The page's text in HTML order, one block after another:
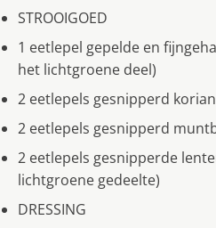
STROOIGOED
1 eetlepel gepelde en
het lichtgroene deel)
2 eetlepels gesnipperd
2 eetlepels gesnipperd
2 eetlepels gesnipperde
lichtgroene gedeelte)
DRESSING